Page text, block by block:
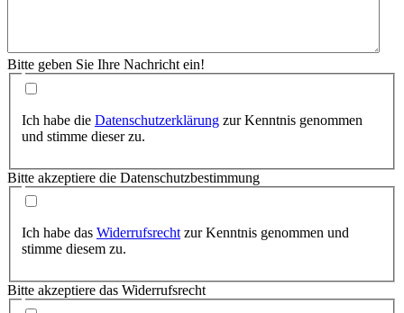
Bitte geben Sie Ihre Nachricht ein!
Ich habe die Datenschutzerklärung zur Kenntnis genommen
und stimme dieser zu.
Bitte akzeptiere die Datenschutzbestimmung
Ich habe das Widerrufsrechtzur Kenntnis genommen und
stimme diesem zu.
Bitte akzeptiere das Widerrufsrecht